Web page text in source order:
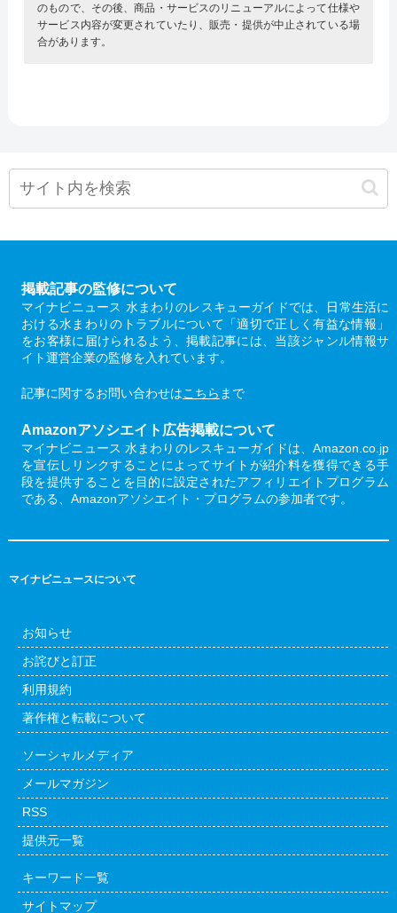
のもので、その後、商品・サービスのリニューアルによって仕様や
サービス内容が変更されていたり、販売・提供が中止されている場
合があります。
掲載記事の監修について
マイナビニュース 水まわりのレスキューガイドでは、日常生活に
おける水まわりのトラブルについて「適切で正しく有益な情報」
をお客様に届けられるよう、掲載記事には、当該ジャンル情報サ
イト運営企業の監修を入れています。
記事に関するお問い合わせはこちら まで
Amazonアソシエイト広告掲載について
マイナビニュース 水まわりのレスキューガイドは、Amazon.co.jp
を宣伝しリンクすることによってサイトが紹介料を獲得できる手
段を提供することを目的に設定されたアフィリエイトプログラム
である、Amazonアソシエイト・プログラムの参加者です。
マイナビニュースについて
お知らせ
お詫びと訂正
利用規約
著作権と転載について
ソーシャルメディア
メールマガジン
RSS
提供元一覧
キーワード一覧
サイトマップ